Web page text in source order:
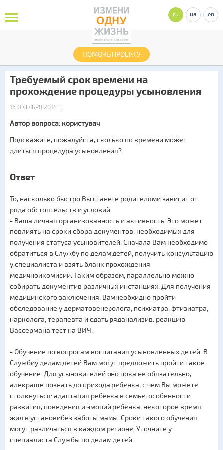
ПОМОЧЬ ПРОЕКТУ
ru ua en
Требуемый срок времени на
прохождение процедуры усыновления
16 ОКТЯБРЯ 2014 Г.
Автор вопроса: користувач
Подскажите, пожалуйста, сколько по времени может
длиться процедура усыновления?
Ответ
То, насколько быстро Вы станете родителями зависит от
ряда обстоятельств и условий:
- Ваша личная организованность и активность. Это может
повлиять на сроки сбора документов, необходимых для
получения статуса усыновителей. Сначала Вам необходимо
обратиться в Службу по делам детей, получить консультацию
у специалиста и взять бланк прохождения
медичноикомисии. Таким образом, параллельно можно
собирать документив различных инстанциях. Для получения
медицинского заключения, Вамнеобхидно пройти
обследование у дерматовенеролога, психиатра, фтизиатра,
нарколога, терапевта и сдать ряданализив: реакцию
Вассермана тест на ВИЧ.
- Обучение по вопросам воспитания усыновленных детей. В
Службиу делам детей Вам могут предложить пройти такое
обучение. Для усыновителей оно пока не обязательно,
алекраще познать до прихода ребенка, с чем Вы можете
столкнуться: адаптация ребенка в семье, особенности
развития, поведения и эмоций ребенка, некоторое время
жил в установибез заботы мамы. Сроки такого обучения
могут различаться в каждом регионе. Уточните у
специалиста Службы по делам детей.